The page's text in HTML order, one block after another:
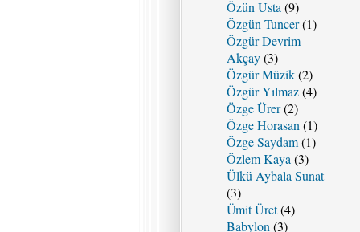
Özün Usta (9)
Özgün Tuncer(1)
Özgür Devrim
Akçay(3)
Özgür Müzik(2)
Özgür Yılmaz(4)
Özge Ürer(2)
Özge Horasan (1)
Özge Saydam(1)
Özlem Kaya (3)
Ülkü Aybala Sunat
(3)
Ümit Üret(4)
Babylon (3)